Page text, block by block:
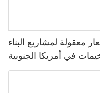
معقولة لمشاريع البناء
في أمريكا الجنوبية